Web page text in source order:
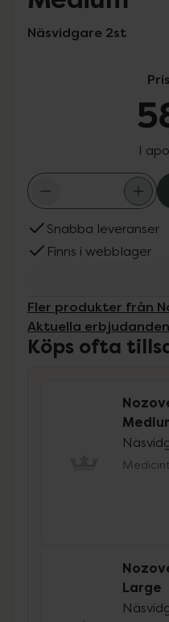
Näsvidgare 2st
I
Snabba leveranser
Finns i webblager
Fler produkter från
Aktuella erbjudanden
Köps ofta
Large